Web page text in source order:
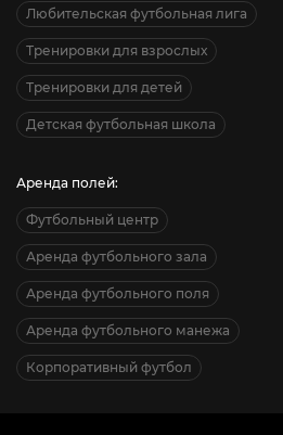
Любительская футбольная лига
Тренировки для взрослых
Тренировки для детей
Детская футбольная школа
Аренда полей:
Футбольный центр
Аренда футбольного зала
Аренда футбольного поля
Аренда футбольного манежа
Корпоративный футбол